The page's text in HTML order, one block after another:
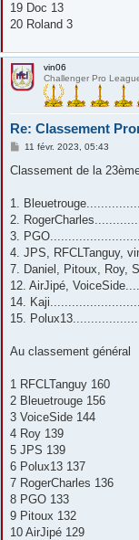
19 Doc 13
20 Roland 3
vin06
Challenger Pro
Re: Classement
M
s
g
11 févr. 2023, 05:43
Classement de la
1.
2.
3.
4. JPS, RFCLTanguy,
7. Daniel, Pitoux, Roy,
12. AirJipé,
14.
15.
Au classement général
1 RFCLTanguy 160
2 Bleuetrouge 156
3 VoiceSide 144
4 Roy 139
5 JPS 139
6 Polux13 137
7 RogerCharles 136
8 PGO 133
9 Pitoux 132
10 AirJipé 129